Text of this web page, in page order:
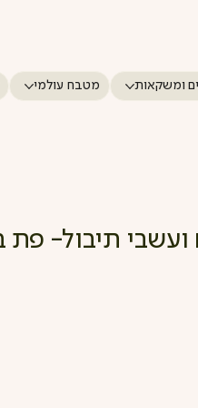
ומשקאות מטבח עולמי